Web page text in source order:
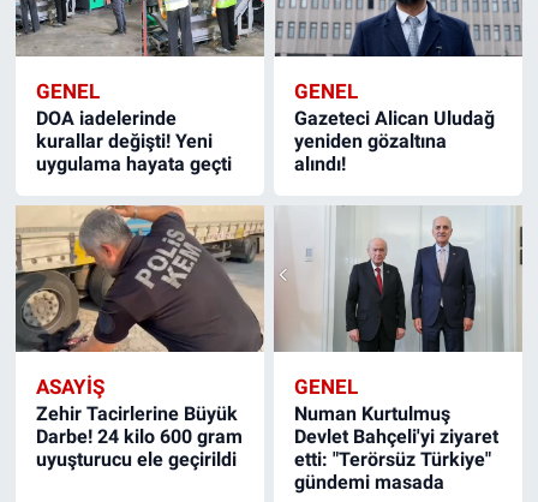
GENEL
DOA iadelerinde
kurallar değişti! Yeni
uygulama hayata geçti
GENEL
Gazeteci Alican Uludağ
yeniden gözaltına
alındı!
ASAYİŞ
Zehir Tacirlerine Büyük
Darbe! 24 kilo 600 gram
uyuşturucu ele geçirildi
GENEL
Numan Kurtulmuş
Devlet Bahçeli'yi ziyaret
etti: "Terörsüz Türkiye"
gündemi masada